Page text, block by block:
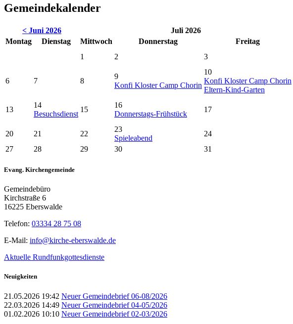
Gemeindekalender
< Juni 2026 Juli 2026
Montag Dienstag Mittwoch Donnerstag Freitag
1
2 3
6 7 8
9
Konfi Kloster Camp Chorin
10
Konfi Kloster Camp Chorin
Eltern-Kind-Garten
13
14
Besuchsdienst
15
16
Donnerstags-Frühstück
17
20
21 22
23
Spieleabend
24
27
28 29 30 31
Evang. Kirchengemeinde
Gemeindebüro
Kirchstraße 6
16225 Eberswalde
Telefon: 03334 28 75 08
E-Mail: info@kirche-eberswalde.de
Aktuelle Rundfunkgottesdienste
Neuigkeiten
21.05.2026 19:42 Neuer Gemeindebrief 06-08/2026
22.03.2026 14:49 Neuer Gemeindebrief 04-05/2026
01.02.2026 10:10 Neuer Gemeindebrief 02-03/2026